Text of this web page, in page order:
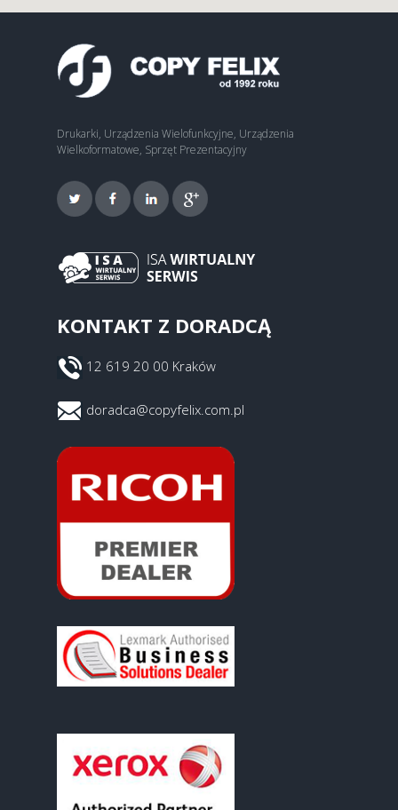
Drukarki, Urządzenia Wielofunkcyjne, Urządzenia
Wielkoformatowe, Sprzęt Prezentacyjny
KONTAKT Z DORADCĄ
12 619 20 00 Kraków
doradca@copyfelix.com.pl